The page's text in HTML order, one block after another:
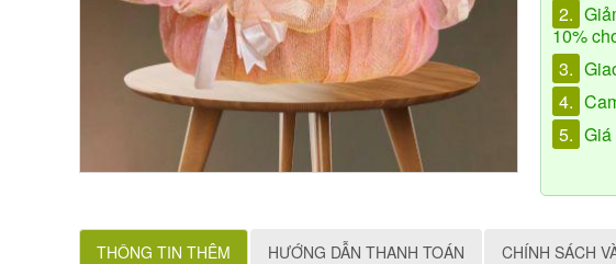
2.
10%
3.
4.
5.
THÔNG TIN THÊM HƯỚNG DẪN THANH TOÁN CHÍNH SÁCH